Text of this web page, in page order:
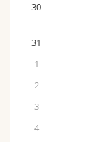
30
31
1
2
3
4